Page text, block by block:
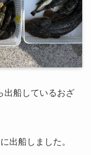
出船しているおざ
出船しました。